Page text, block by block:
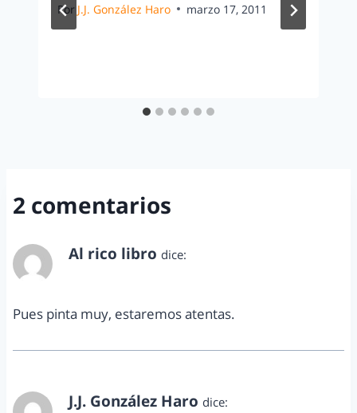
Por J.J. González Haro marzo 17, 2011
2 comentarios
Al rico libro dice:
Pues pinta muy, estaremos atentas.
J.J. González Haro dice: